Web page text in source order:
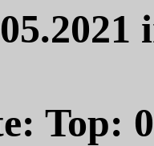
Top: 0